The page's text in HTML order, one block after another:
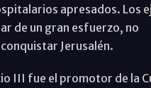
apresados. Los
de un gran esfuerzo, no
Jerusalén.
III fue el promotor de la